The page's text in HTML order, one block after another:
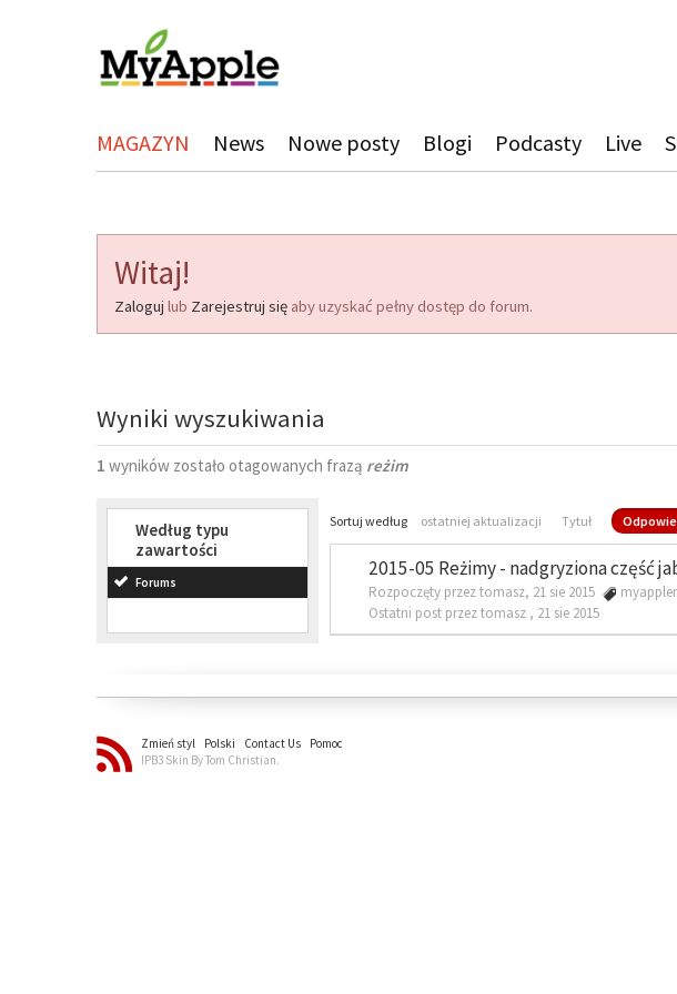
MAGAZYN News Nowe posty Blogi Podcasty Live
Witaj!
Zaloguj lub Zarejestruj się aby uzyskać pełny dostęp do forum.
Wyniki wyszukiwania
1 wyników zostało otagowanych frazą reżim
Według typu
zawartości
Forums
Sortuj według ostatniej aktualizacji Tytuł
2015-05 Reżimy - nadgryziona część
Rozpoczęty przez tomasz, 21 sie 2015
Ostatni post przez tomasz , 21 sie 2015
Zmień styl Polski Contact Us
Pomoc
IPB3 Skin By Tom Christian.